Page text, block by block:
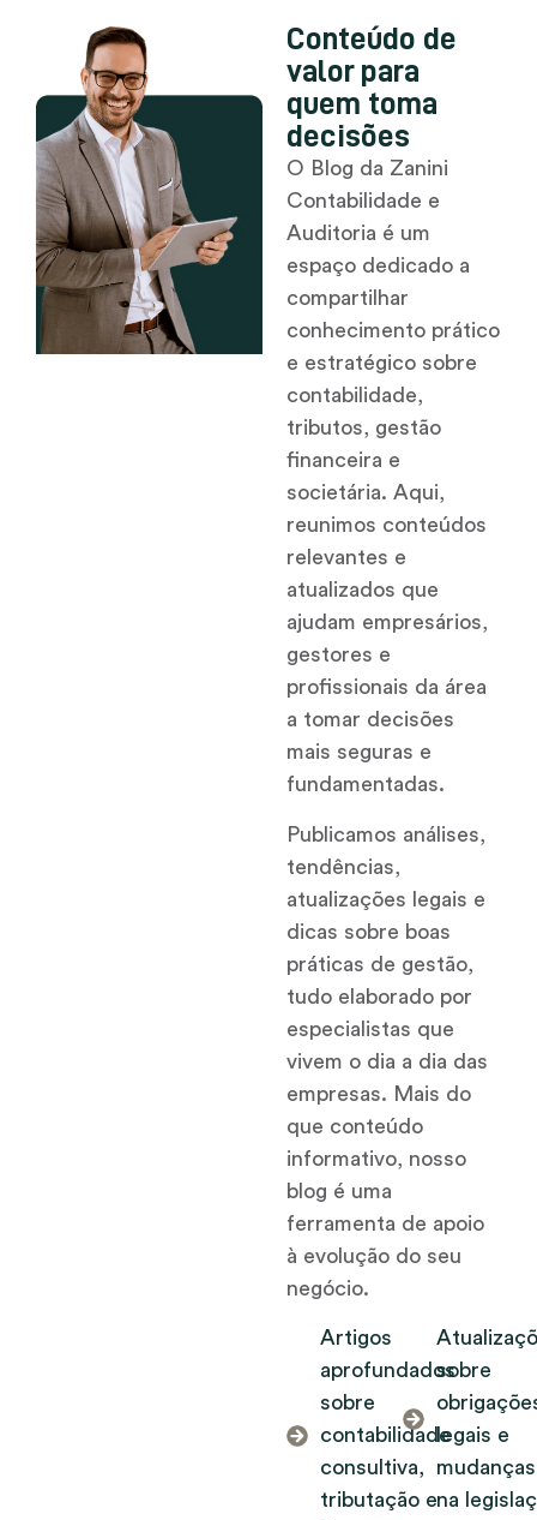
Conteúdo de
valor para
quem toma
decisões
O Blog da Zanini
Contabilidade e
Auditoria é um
espaço dedicado a
compartilhar
conhecimento prático
e estratégico sobre
contabilidade,
tributos, gestão
financeira e
societária. Aqui,
reunimos conteúdos
relevantes e
atualizados que
ajudam empresários,
gestores e
profissionais da área
a tomar decisões
mais seguras e
fundamentadas.
Publicamos análises,
tendências,
atualizações legais e
dicas sobre boas
práticas de gestão,
tudo elaborado por
especialistas que
vivem o dia a dia das
empresas. Mais do
que conteúdo
informativo, nosso
blog é uma
ferramenta de apoio
à evolução do seu
negócio.
Artigos
aprofundados
sobre
contabilidade
consultiva,
tributação e
sobre
legais e
mudanças
na